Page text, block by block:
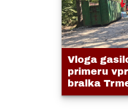
Vloga
primeru
bralka